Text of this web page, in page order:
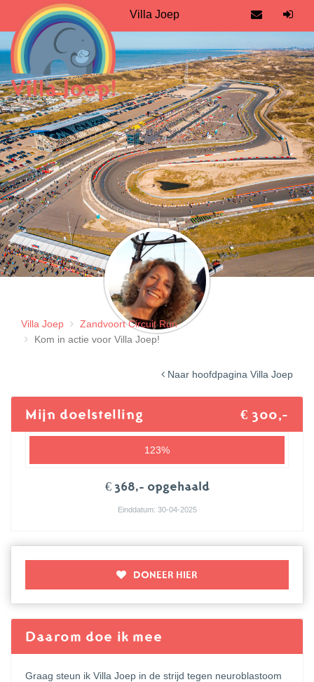
Villa Joep
Villa Joep
Zandvoort Circuit Run
Kom in actie voor Villa Joep!
Naar hoofdpagina Villa Joep
Mijn doelstelling € 300,-
123%
€ 368,- opgehaald
Einddatum: 30-04-2025
DONEER HIER
Daarom doe ik mee
Graag steun ik Villa Joep in de strijd tegen neuroblastoom